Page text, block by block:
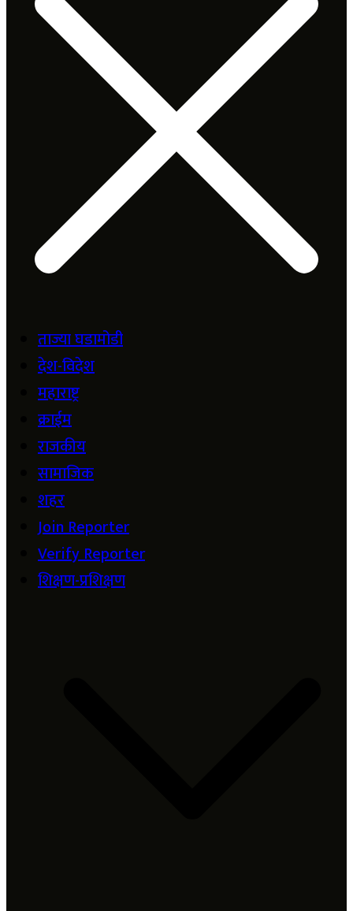
ताज्या घडामोडी
देश-विदेश
महाराष्ट्र
क्राईम
राजकीय
सामाजिक
शहर
Join Reporter
Verify Reporter
शिक्षण-प्रशिक्षण